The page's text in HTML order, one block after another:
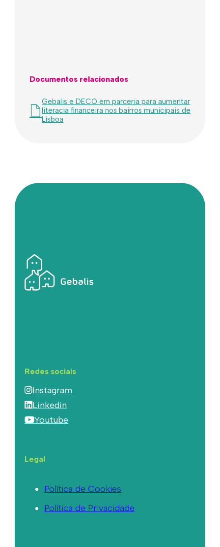
Documentos relacionados
Gebalis e DECO em parceria para aumentar
literacia financeira nos bairros municipais de
Lisboa
Redes sociais
Instagram
Linkedin
Youtube
Legal
Política de Cookies
Política de Privacidade